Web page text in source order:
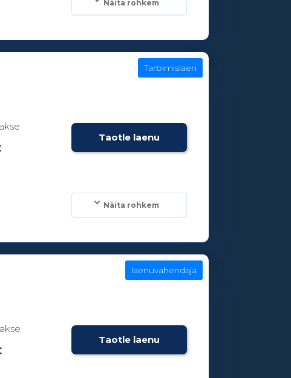
Näita rohkem
Taotle laenu
Tarbimislaen
Näita rohkem
Taotle laenu
laenuvahendaja